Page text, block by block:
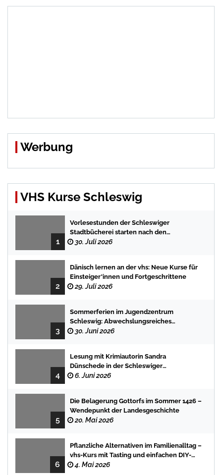
Werbung
VHS Kurse Schleswig
1
Vorlesestunden der Schleswiger
Stadtbücherei starten nach den
Sommerferien mit spannenden
30. Juli 2026
2
Dänisch lernen an der vhs: Neue Kurse für
Einsteiger*innen und Fortgeschrittene
29. Juli 2026
3
Sommerferien im Jugendzentrum
Schleswig: Abwechslungsreiches
Programm für Kinder und Jugendliche
30. Juni 2026
4
Lesung mit Krimiautorin Sandra
Dünschede in der Schleswiger
Stadtbücherei
6. Juni 2026
5
Die Belagerung Gottorfs im Sommer 1426 –
Wendepunkt der Landesgeschichte
20. Mai 2026
6
Pflanzliche Alternativen im Familienalltag –
vhs-Kurs mit Tasting und einfachen DIY-
Rezepten
4. Mai 2026